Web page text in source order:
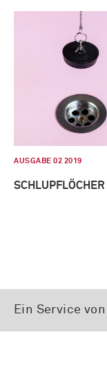
AUSGABE 02 2019
SCHLUPFLÖCHER
Ein Service von